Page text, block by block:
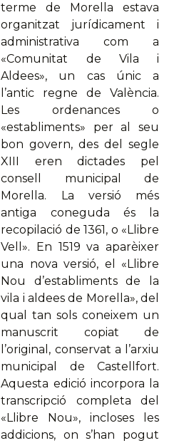
terme de Morella estava
organitzat jurídicament i
administrativa com a
«Comunitat de Vila i
Aldees», un cas únic a
l’antic regne de València.
Les ordenances o
«establiments» per al seu
bon govern, des del segle
XIII eren dictades pel
consell municipal de
Morella. La versió més
antiga coneguda és la
recopilació de 1361, o «Llibre
Vell». En 1519 va aparèixer
una nova versió, el «Llibre
Nou d’establiments de la
vila i aldees de Morella», del
qual tan sols coneixem un
manuscrit copiat de
l’original, conservat a l’arxiu
municipal de Castellfort.
Aquesta edició incorpora la
transcripció completa del
«Llibre Nou», incloses les
addicions, on s’han pogut